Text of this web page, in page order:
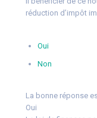
réduction d’impôt
Oui
Non
La bonne réponse
Oui